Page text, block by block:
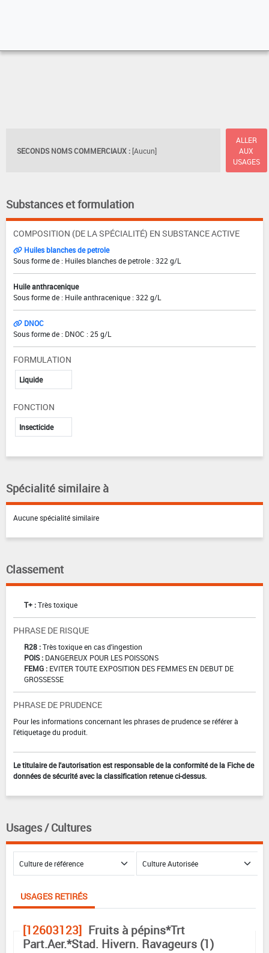
SECONDS NOMS COMMERCIAUX : [Aucun]
ALLER
AUX
USAGES
Substances et formulation
COMPOSITION (DE LA SPÉCIALITÉ) EN SUBSTANCE ACTIVE
Huiles blanches de petrole
Sous forme de : Huiles blanches de petrole : 322 g/L
Huile anthracenique
Sous forme de : Huile anthracenique : 322 g/L
DNOC
Sous forme de : DNOC : 25 g/L
FORMULATION
Liquide
FONCTION
Insecticide
Spécialité similaire à
Aucune spécialité similaire
Classement
T+ :Très toxique
PHRASE DE RISQUE
R28 :Très toxique en cas d'ingestion
POIS : DANGEREUX POUR LES POISSONS
FEMG : EVITER TOUTE EXPOSITION DES FEMMES EN DEBUT DE
GROSSESSE
PHRASE DE PRUDENCE
Pour les informations concernant les phrases de prudence se référer à
l'étiquetage du produit.
Le titulaire de l'autorisation est responsable de la conformité de la Fiche de
données de sécurité avec la classification retenue ci-dessus.
Usages / Cultures
USAGES RETIRÉS
[12603123] Fruits à pépins*Trt
Part.Aer.*Stad. Hivern. Ravageurs (1)